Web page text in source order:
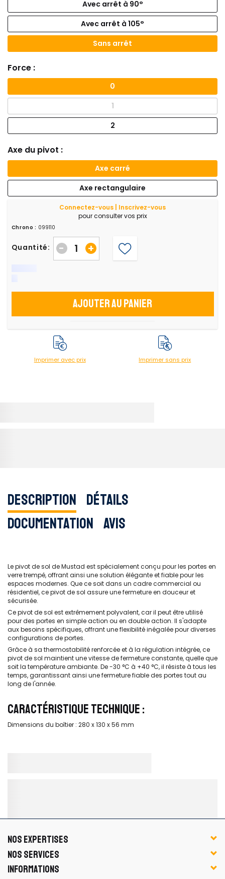
Avec arrêt à 90°
Avec arrêt à 105°
Sans arrêt
Force :
0
1
2
Axe du pivot :
Axe carré
Axe rectangulaire
Connectez-vous | Inscrivez-vous
pour consulter vos prix
Chrono : 099110
Quantité: +
-
Ajouter au panier
Imprimer avec prix Imprimer sans prix
Description Détails
Documentation Avis
Le pivot de sol de Mustad est spécialement conçu pour les portes en
verre trempé, offrant ainsi une solution élégante et fiable pour les
espaces modernes. Que ce soit dans un cadre commercial ou
résidentiel, ce pivot de sol assure une fermeture en douceur et
sécurisée.
Ce pivot de sol est extrêmement polyvalent, car il peut être utilisé
pour des portes en simple action ou en double action. Il s'adapte
aux besoins spécifiques, offrant une flexibilité inégalée pour diverses
configurations de portes.
Grâce à sa thermostabilité renforcée et à la régulation intégrée, ce
pivot de sol maintient une vitesse de fermeture constante, quelle que
soit la température ambiante. De -30 °C à +40 °C, il résiste à tous les
temps, garantissant ainsi une fermeture fiable des portes tout au
long de l'année.
CARACTÉRISTIQUE TECHNIQUE :
Dimensions du boîtier : 280 x 130 x 56 mm
NOS EXPERTISES
NOS SERVICES
INFORMATIONS